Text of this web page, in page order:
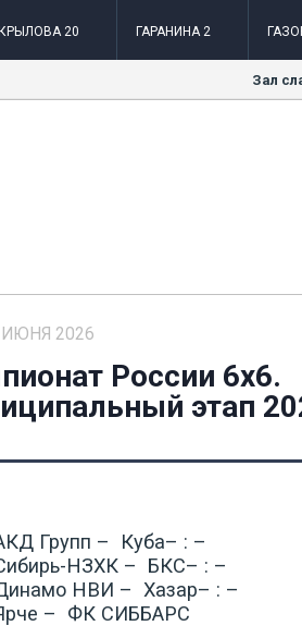
КРЫЛОВА 20 ГАРАНИНА 2
Зал
ИЮНЯ 2026
России 6x6.
этап
Групп – Куба– : –
НЗХК – БКС– : –
НВИ – Хазар– : –
– ФК СИББАРС